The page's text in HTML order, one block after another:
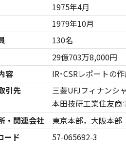
1975年4月
1979年10月
130名
29億703万8,000円
容
IR･CSRレポートの
引先
三菱UFJフィナンシ
本田技研工業住友商
・関連会社
東京本部，大阪本部
ード
57-065692-3